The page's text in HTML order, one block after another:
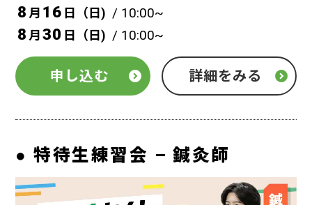
8 月 16 日（日) / 10:00~
8月30 日（ 日) / 10:00~
申し込む 詳細をみる
特待生練習会 – 鍼灸師